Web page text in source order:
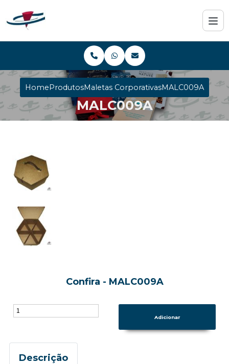
HomeProdutosMaletas CorporativasMALC009A
MALC009A
Confira - MALC009A
Descrição